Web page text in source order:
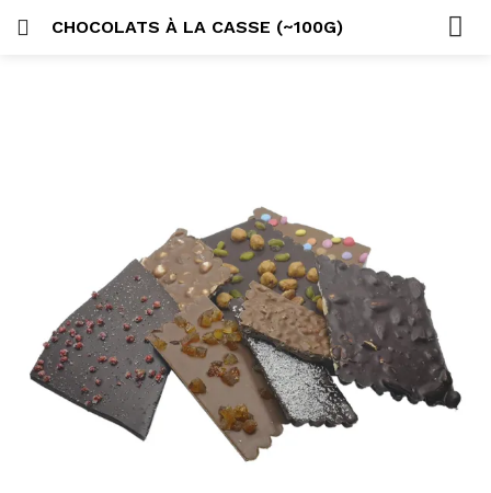
CHOCOLATS À LA CASSE (~100G)
Se souvenir de moi
Lost password?